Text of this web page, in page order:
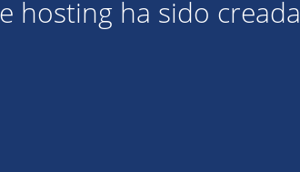
hosting ha sido creada